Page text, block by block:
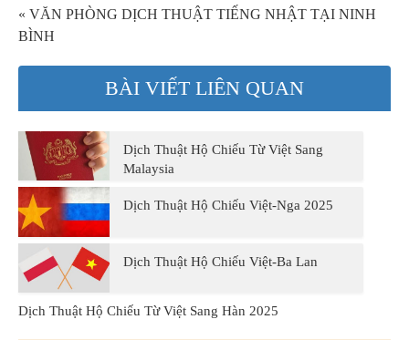
« VĂN PHÒNG DỊCH THUẬT TIẾNG NHẬT TẠI NINH
BÌNH
BÀI VIẾT LIÊN QUAN
Dịch Thuật Hộ Chiếu Từ Việt Sang
Malaysia
Dịch Thuật Hộ Chiếu Việt-Nga 2025
Dịch Thuật Hộ Chiếu Việt-Ba Lan
Dịch Thuật Hộ Chiếu Từ Việt Sang Hàn 2025